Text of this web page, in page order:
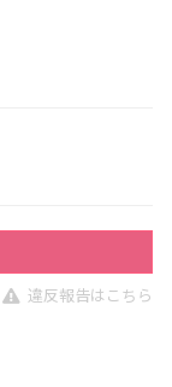
違反報告はこちら